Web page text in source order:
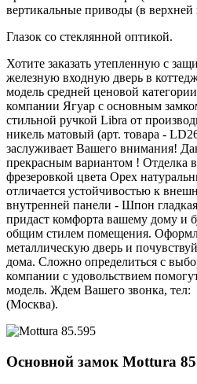
вертикальные приводы (в
Глазок со стеклянной оптикой.
Хотите заказать утепленную с
железную входную дверь в
модель средней ценовой
компании Ягуар с основным
стильной ручкой Libra от
никель матовый (арт. товара -
заслуживает Вашего внимания!
прекрасным вариантом ! Отделка
фрезеровкой цвета Орех
отличается устойчивостью к
внутренней панели - Шпон
придаст комфорта вашему дому и
общим стилем помещения.
металлическую дверь и
дома. Сложно определиться с
компании с удовольствием
модель. Ждем Вашего звонка, тел:
(Москва).
Основной замок Mottura